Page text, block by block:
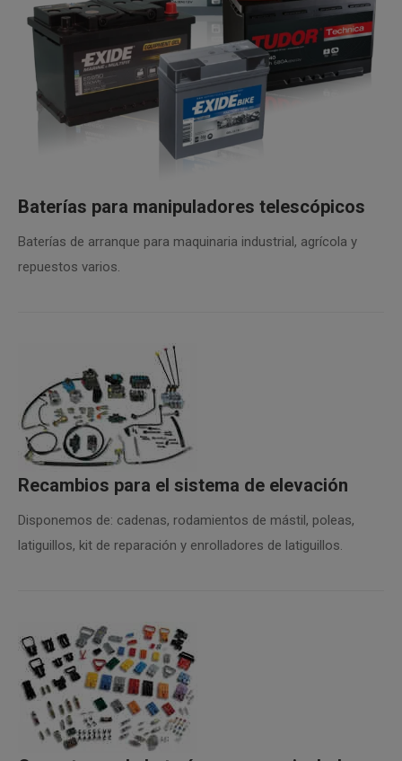
Baterías para manipuladores telescópicos
Baterías de arranque para maquinaria industrial, agrícola y
repuestos varios.
Recambios para el sistema de elevación
Disponemos de: cadenas, rodamientos de mástil, poleas,
latiguillos, kit de reparación y enrolladores de latiguillos.